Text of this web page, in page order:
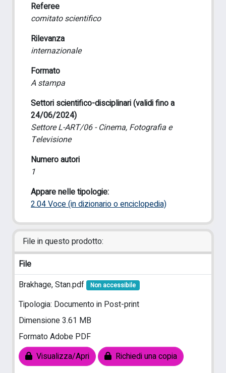
Referee
comitato scientifico
Rilevanza
internazionale
Formato
A stampa
Settori scientifico-disciplinari (validi fino a
24/06/2024)
Settore L-ART/06 - Cinema, Fotografia e
Televisione
Numero autori
1
Appare nelle tipologie:
2.04 Voce (in dizionario o enciclopedia)
File in questo prodotto:
File
Brakhage, Stan.pdf
Non accessibile
Tipologia: Documento in Post-print
Dimensione 3.61 MB
Formato Adobe PDF
Visualizza/Apri
Richiedi una copia